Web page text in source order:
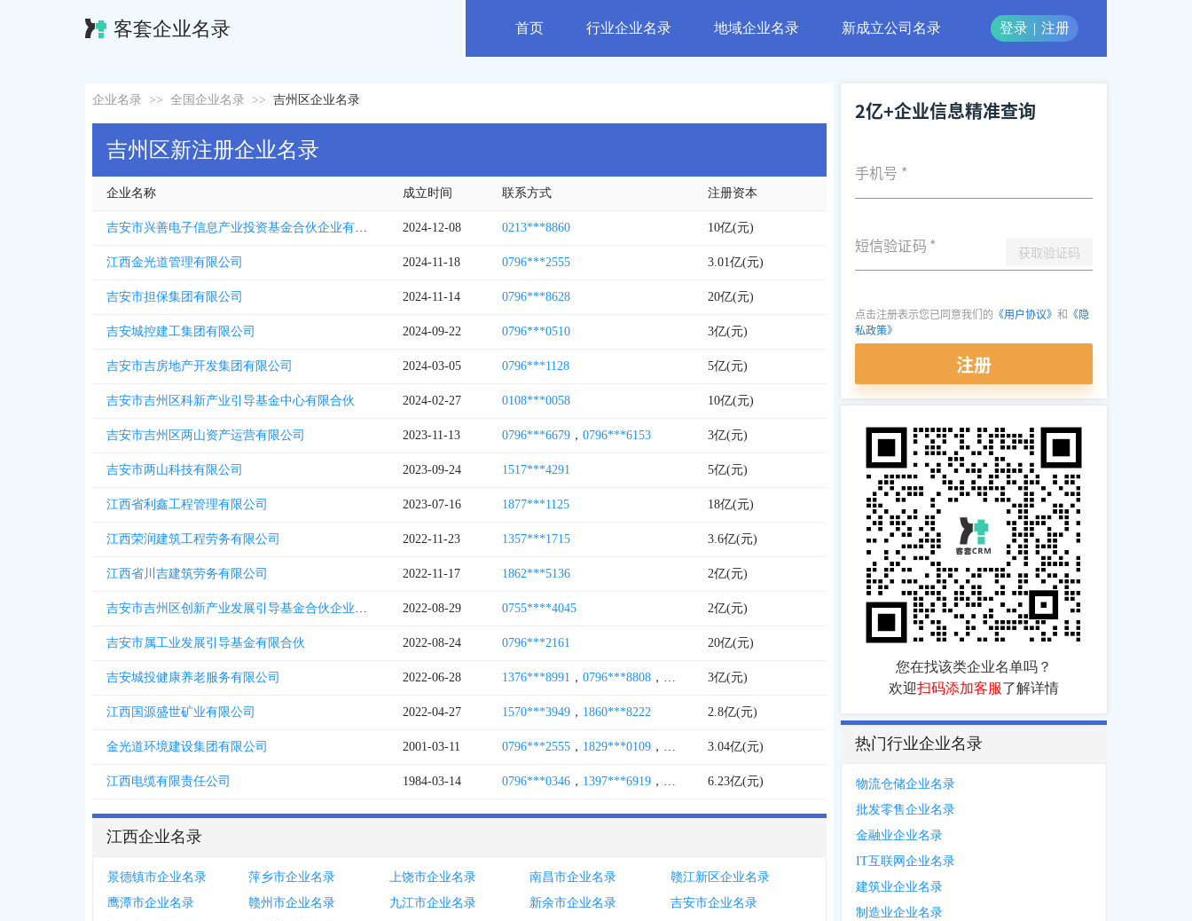
客套企业名录 首页 行业企业名录 地域企业名录 新成立公司名录 登录 | 注册
企业名录 >> 全国企业名录 >> 吉州区企业名录
吉州区新注册企业名录
企业名称 成立时间 联系方式 注册资本
吉安市兴善电子信息产业投资基金合伙企业有限合伙 2024-12-08 0213***8860 10亿(元)
江西金光道管理有限公司 2024-11-18 0796***2555 3.01亿(元)
吉安市担保集团有限公司 2024-11-14 0796***8628 20亿(元)
吉安城控建工集团有限公司 2024-09-22 0796***0510 3亿(元)
吉安市吉房地产开发集团有限公司 2024-03-05 0796***1128 5亿(元)
吉安市吉州区科新产业引导基金中心有限合伙 2024-02-27 0108***0058 10亿(元)
吉安市吉州区两山资产运营有限公司 2023-11-13 0796***6679 ， 0796***6153 3亿(元)
吉安市两山科技有限公司 2023-09-24 1517***4291 5亿(元)
江西省利鑫工程管理有限公司 2023-07-16 1877***1125 18亿(元)
江西荣润建筑工程劳务有限公司 2022-11-23 1357***1715 3.6亿(元)
江西省川吉建筑劳务有限公司 2022-11-17 1862***5136 2亿(元)
吉安市吉州区创新产业发展引导基金合伙企业有限合伙 2022-08-29 0755****4045 2亿(元)
吉安市属工业发展引导基金有限合伙 2022-08-24 0796***2161 20亿(元)
吉安城投健康养老服务有限公司 2022-06-28 1376***8991 ， 0796***8808 ， 0796***5290
3亿(元)
江西国源盛世矿业有限公司 2022-04-27 1570***3949 ， 1860***8222 2.8亿(元)
金光道环境建设集团有限公司 2001-03-11 0796***2555 ， 1829***0109 ， 0796***95773.04亿(元)
江西电缆有限责任公司 1984-03-14 0796***0346 ， 1397***6919 ， 0796***0079，1517***0151 0796***0116，1517***1298
6.23亿(元)
江西企业名录
景德镇市企业名录 萍乡市企业名录 上饶市企业名录 南昌市企业名录
赣江新区企业名录
鹰潭市企业名录
赣州市企业名录 九江市企业名录 新余市企业名录
吉安市企业名录
2亿+企业信息精准查询
手机号 *
短信验证码 * 获取验证码
点击注册表示您已同意我们的 《用户协议》 和 《隐
私政策》
注册
您在找该类企业名单吗？
欢迎扫码添加客服了解详情
热门行业企业名录
物流仓储企业名录
批发零售企业名录
金融业企业名录
IT互联网企业名录
建筑业企业名录
制造业企业名录